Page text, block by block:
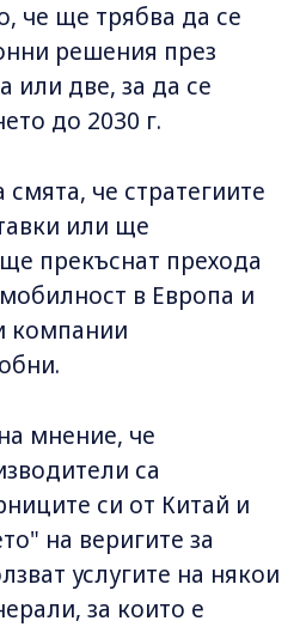
че ще трябва да се
решения през
или две, за да се
до 2030 г.
че стратегиите
или ще
прекъснат прехода
в Европа и
компании
мнение, че
са
си от Китай и
на веригите за
услугите на някои
за които е